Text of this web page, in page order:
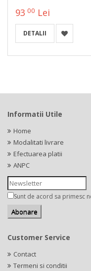
93 00 Lei
DETALII
Informatii Utile
Home
Modalitati livrare
Efectuarea platii
ANPC
Sunt de acord sa primesc
Customer Service
Contact
Termeni si conditii